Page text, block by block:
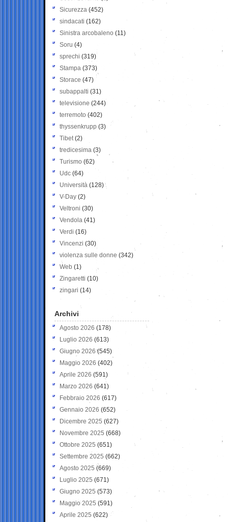
Sicurezza (452)
sindacati (162)
Sinistra arcobaleno (11)
Soru (4)
sprechi (319)
Stampa (373)
Storace (47)
subappalti (31)
televisione(244)
terremoto (402)
thyssenkrupp (3)
Tibet(2)
tredicesima (3)
Turismo (62)
Udc (64)
Università (128)
V-Day (2)
Veltroni (30)
Vendola (41)
Verdi (16)
Vincenzi (30)
violenza sulle donne (342)
Web (1)
Zingaretti (10)
zingari (14)
Archivi
Agosto 2026 (178)
Luglio 2026 (613)
Giugno 2026 (545)
Maggio 2026 (402)
Aprile 2026 (591)
Marzo 2026 (641)
Febbraio 2026 (617)
Gennaio 2026 (652)
Dicembre 2025 (627)
Novembre 2025 (668)
Ottobre 2025 (651)
Settembre 2025 (662)
Agosto 2025 (669)
Luglio 2025 (671)
Giugno 2025 (573)
Maggio 2025 (591)
Aprile 2025 (622)